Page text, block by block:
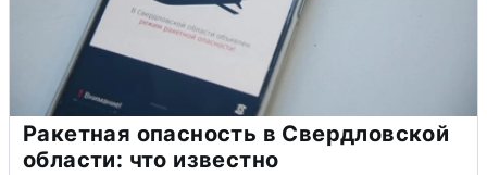
Ракетная опасность в Свердловской
области: что известно